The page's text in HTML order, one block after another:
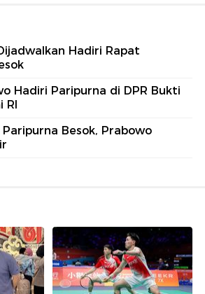
Hadiri Rapat
Hadiri Paripurna di DPR Bukti
RI
Paripurna Besok, Prabowo